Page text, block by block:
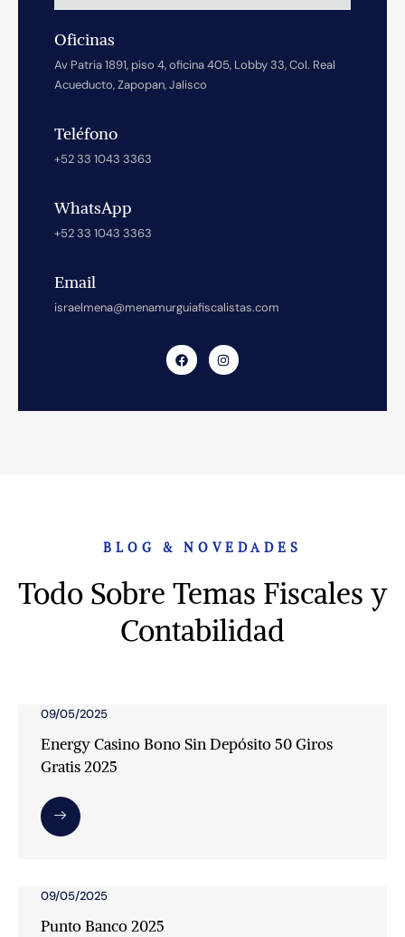
Oficinas
Av Patria 1891, piso 4, oficina 405, Lobby 33, Col. Real
Acueducto, Zapopan, Jalisco
Teléfono
+52 33 1043 3363
WhatsApp
+52 33 1043 3363
Email
israelmena@menamurguiafiscalistas.com
BLOG & NOVEDADES
Todo Sobre Temas Fiscales y
Contabilidad
09/05/2025
Energy Casino Bono Sin Depósito 50 Giros
Gratis 2025
09/05/2025
Punto Banco 2025